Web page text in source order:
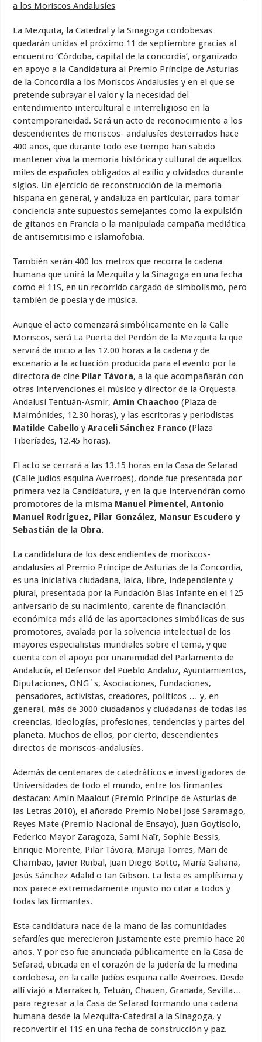
a los Moriscos Andalusíes
La Mezquita, la Catedral y la Sinagoga cordobesas
quedarán unidas el próximo 11 de septiembre gracias al
encuentro ‘Córdoba, capital de la concordia’, organizado
en apoyo a la Candidatura al Premio Príncipe de Asturias
de la Concordia a los Moriscos Andalusíes y en el que se
pretende subrayar el valor y la necesidad del
entendimiento intercultural e interreligioso en la
contemporaneidad. Será un acto de reconocimiento a los
descendientes de moriscos- andalusíes desterrados hace
400 años, que durante todo ese tiempo han sabido
mantener viva la memoria histórica y cultural de aquellos
miles de españoles obligados al exilio y olvidados durante
siglos. Un ejercicio de reconstrucción de la memoria
hispana en general, y andaluza en particular, para tomar
conciencia ante supuestos semejantes como la expulsión
de gitanos en Francia o la manipulada campaña mediática
de antisemitisimo e islamofobia.
También serán 400 los metros que recorra la cadena
humana que unirá la Mezquita y la Sinagoga en una fecha
como el 11S, en un recorrido cargado de simbolismo, pero
también de poesía y de música.
Aunque el acto comenzará simbólicamente en la Calle
Moriscos, será La Puerta del Perdón de la Mezquita la que
servirá de inicio a las 12.00 horas a la cadena y de
escenario a la actuación producida para el evento por la
directora de cine Pilar Távora, a la que acompañarán con
otras intervenciones el músico y director de la Orquesta
Andalusí Tentuán-Asmir,Amín Chaachoo (Plaza de
Maimónides, 12.30 horas), y las escritoras y periodistas
Matilde Cabello yAraceli Sánchez Franco (Plaza
Tiberíades, 12.45 horas).
El acto se cerrará a las 13.15 horas en la Casa de Sefarad
(Calle Judíos esquina Averroes), donde fue presentada por
primera vez la Candidatura, y en la que intervendrán como
promotores de la misma Manuel Pimentel, Antonio
Manuel Rodríguez, Pilar González, Mansur Escudero y
Sebastián de la Obra.
La candidatura de los descendientes de moriscos-
andalusíes al Premio Príncipe de Asturias de la Concordia,
es una iniciativa ciudadana, laica, libre, independiente y
plural, presentada por la Fundación Blas Infante en el 125
aniversario de su nacimiento, carente de financiación
económica más allá de las aportaciones simbólicas de sus
promotores, avalada por la solvencia intelectual de los
mayores especialistas mundiales sobre el tema, y que
cuenta con el apoyo por unanimidad del Parlamento de
Andalucía, el Defensor del Pueblo Andaluz, Ayuntamientos,
Diputaciones, ONG´s, Asociaciones, Fundaciones,
pensadores, activistas, creadores, políticos … y, en
general, más de 3000 ciudadanos y ciudadanas de todas las
creencias, ideologías, profesiones, tendencias y partes del
planeta. Muchos de ellos, por cierto, descendientes
directos de moriscos-andalusíes.
Además de centenares de catedráticos e investigadores de
Universidades de todo el mundo, entre los firmantes
destacan: Amin Maalouf (Premio Príncipe de Asturias de
las Letras 2010), el añorado Premio Nobel José Saramago,
Reyes Mate (Premio Nacional de Ensayo), Juan Goytisolo,
Federico Mayor Zaragoza, Sami Naïr, Sophie Bessis,
Enrique Morente, Pilar Távora, Maruja Torres, Mari de
Chambao, Javier Ruibal, Juan Diego Botto, María Galiana,
Jesús Sánchez Adalid o Ian Gibson. La lista es amplísima y
nos parece extremadamente injusto no citar a todos y
todas las firmantes.
Esta candidatura nace de la mano de las comunidades
sefardíes que merecieron justamente este premio hace 20
años. Y por eso fue anunciada públicamente en la Casa de
Sefarad, ubicada en el corazón de la judería de la medina
cordobesa, en la calle Judíos esquina calle Averroes. Desde
allí viajó a Marrakech, Tetuán, Chauen, Granada, Sevilla…
para regresar a la Casa de Sefarad formando una cadena
humana desde la Mezquita-Catedral a la Sinagoga, y
reconvertir el 11S en una fecha de construcción y paz.